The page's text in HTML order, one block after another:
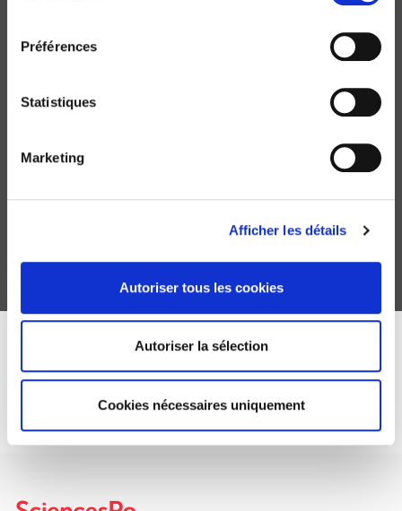
Préférences
Statistiques
Marketing
Afficher les détails
Autoriser tous les cookies
Autoriser la sélection
Cookies nécessaires uniquement
Les bonnes pratiques des organisations
Asmara Klein, Camille Laporte
DISCOVER OUR JOURNALS
Subscribe today